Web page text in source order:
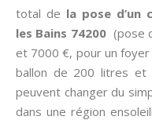
total de la pose d’un
les Bains 74200(pose
et 7000 €, pour un
ballon de 200 litres
peuvent changer du
dans une région